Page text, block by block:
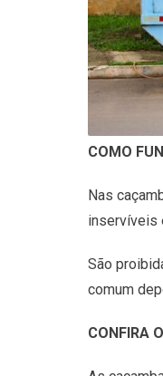
COMO
Nas
inservíveis
São
comum
CONFIRA